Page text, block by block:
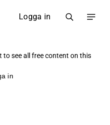
Logga in
to see all free content on this
in